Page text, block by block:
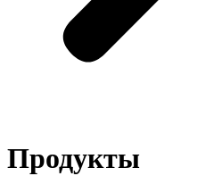
Продукты